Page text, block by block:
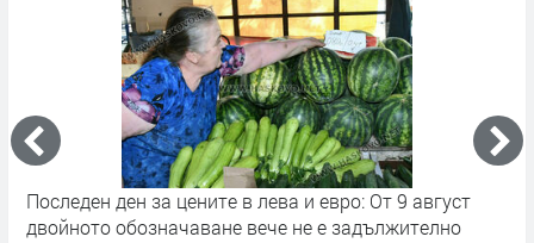
Последен ден за цените в лева и евро: От 9 август
двойното обозначаване вече не е задължително